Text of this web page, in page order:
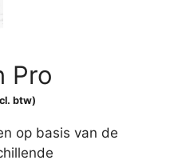
Pro
btw)
op basis van de